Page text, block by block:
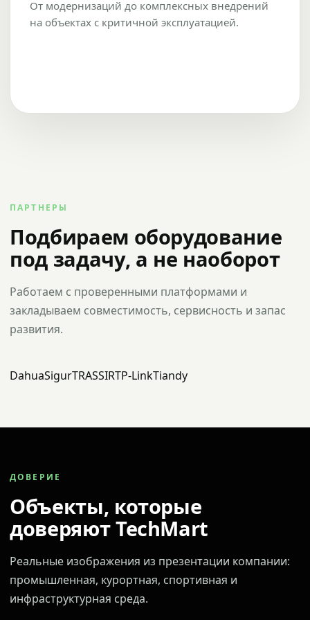
От модернизаций до комплексных внедрений
на объектах с критичной эксплуатацией.
ПАРТНЕРЫ
Подбираем оборудование
под задачу, а не наоборот
Работаем с проверенными платформами и
закладываем совместимость, сервисность и запас
развития.
DahuaSigurTRASSIRTP-LinkTiandy
ДОВЕРИЕ
Объекты, которые
доверяют TechMart
Реальные изображения из презентации компании:
промышленная, курортная, спортивная и
инфраструктурная среда.